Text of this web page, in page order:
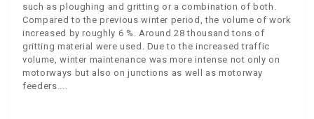
such as ploughing and gritting or a combination of both.
Compared to the previous winter period, the volume of work
increased by roughly 6 %. Around 28 thousand tons of
gritting material were used. Due to the increased traffic
volume, winter maintenance was more intense not only on
motorways but also on junctions as well as motorway
feeders.